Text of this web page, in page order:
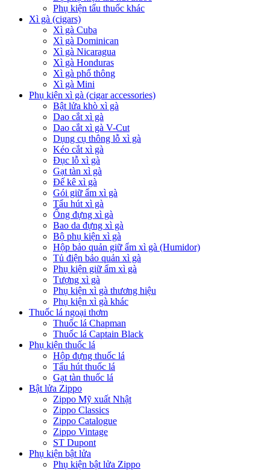
Bộ phụ kiện tẩu hút thuốc
Phụ kiện tẩu thuốc khác
Xì gà (cigars)
Xì gà Cuba
Xì gà Dominican
Xì gà Nicaragua
Xì gà Honduras
Xì gà phổ thông
Xì gà Mini
Phụ kiện xì gà (cigar accessories)
Bật lửa khò xì gà
Dao cắt xì gà
Dao cắt xì gà V-Cut
Dụng cụ thông lỗ xì gà
Kéo cắt xì gà
Đục lỗ xì gà
Gạt tàn xì gà
Đế kê xì gà
Gói giữ ẩm xì gà
Tẩu hút xì gà
Ống đựng xì gà
Bao da đựng xì gà
Bộ phụ kiện xì gà
Hộp bảo quản giữ ẩm xì gà (Humidor)
Tủ điện bảo quản xì gà
Phụ kiện giữ ẩm xì gà
Tượng xì gà
Phụ kiện xì gà thương hiệu
Phụ kiện xì gà khác
Thuốc lá ngoại thơm
Thuốc lá Chapman
Thuốc lá Captain Black
Phụ kiện thuốc lá
Hộp đựng thuốc lá
Tẩu hút thuốc lá
Gạt tàn thuốc lá
Bật lửa Zippo
Zippo Mỹ xuất Nhật
Zippo Classics
Zippo Catalogue
Zippo Vintage
ST Dupont
Phụ kiện bật lửa